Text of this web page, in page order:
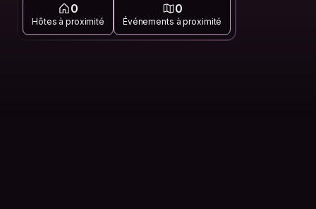
0
Hôtes à proximité
0
Événements à proximité